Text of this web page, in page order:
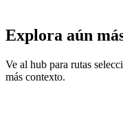
Explora aún
Ve al hub para rutas
más contexto.